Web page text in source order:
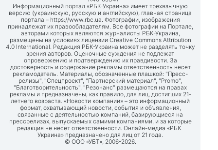
Информационный портал «РБК-Украина» имеет трехязычную
версию (украинскую, русскую и английскую), главная страница
портала – https://www.rbc.ua . Фотографии, изображения
принадлежат их правообладателям. Все фотографии на Портале,
авторами которых являются журналисты РБК-Украина,
размещены на условиях лицензии Creative Commons Attribution
4.0 International. Редакция РБК-Украина может не разделять точку
зрения авторов. Оценочные суждения не подлежат
опровержению и подтверждению их правдивости. За
достоверность и содержание рекламы ответственность несет
рекламодатель. Материалы, обозначенные плашкой: "Пресс-
релизы", "Спецпроект", "Партнерский материал", "Promo",
"Благотворительность", "Резонанс" размещаются на правах
рекламы и предназначены, как правило, для лиц, достигших 21-
летнего возраста. «Новости компании» – это информационный
формат, охватывающий новости, события и объявления,
связанные с деятельностью компаний, базирующиеся на
прессрелизах, выпускаемых самими компаниями, и за которые
редакция не несет ответственности. Онлайн-медиа «РБК-
Украина» предназначено для лиц от 21 года.
© ООО «УБТ», 2006-2026.